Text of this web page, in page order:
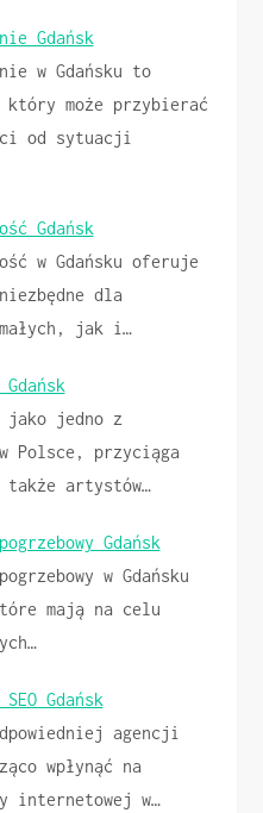
Gdańsk
w Gdańsku to
który może przybierać
od sytuacji
Gdańsk
w Gdańsku oferuje
dla
jak i…
jako jedno z
Polsce, przyciąga
artystów…
Gdańsk
w Gdańsku
mają na celu
Gdańsk
agencji
wpłynąć na
internetowej w…